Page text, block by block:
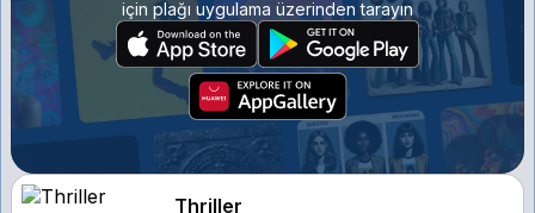
için plağı uygulama üzerinden tarayın
Thriller